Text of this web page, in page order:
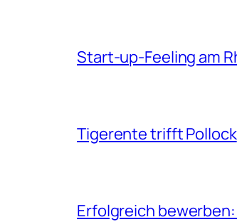
Start-up-Feeling am
Tigerente trifft Pollock
Erfolgreich